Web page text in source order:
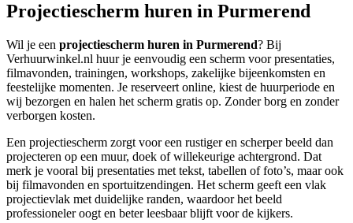
Projectiescherm huren in Purmerend
Wil je een projectiescherm huren in Purmerend? Bij
Verhuurwinkel.nl huur je eenvoudig een scherm voor presentaties,
filmavonden, trainingen, workshops, zakelijke bijeenkomsten en
feestelijke momenten. Je reserveert online, kiest de huurperiode en
wij bezorgen en halen het scherm gratis op. Zonder borg en zonder
verborgen kosten.
Een projectiescherm zorgt voor een rustiger en scherper beeld dan
projecteren op een muur, doek of willekeurige achtergrond. Dat
merk je vooral bij presentaties met tekst, tabellen of foto’s, maar ook
bij filmavonden en sportuitzendingen. Het scherm geeft een vlak
projectievlak met duidelijke randen, waardoor het beeld
professioneler oogt en beter leesbaar blijft voor de kijkers.